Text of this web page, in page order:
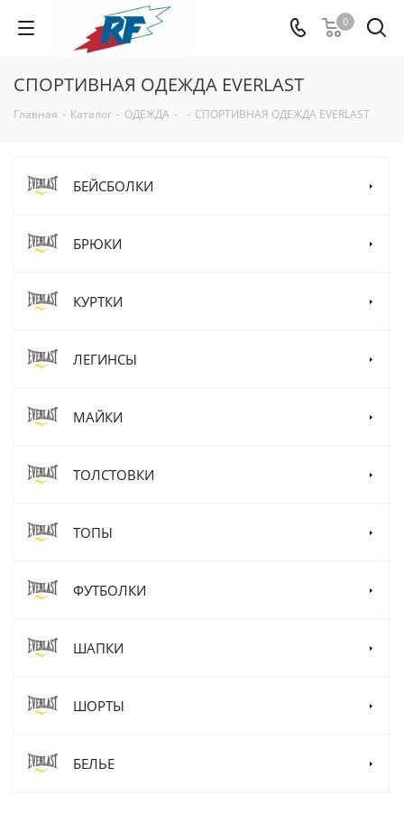
0
СПОРТИВНАЯ ОДЕЖДА EVERLAST
Главная - Каталог - ОДЕЖДА - - СПОРТИВНАЯ ОДЕЖДА EVERLAST
БЕЙСБОЛКИ
БРЮКИ
КУРТКИ
ЛЕГИНСЫ
МАЙКИ
ТОЛСТОВКИ
ТОПЫ
ФУТБОЛКИ
ШАПКИ
ШОРТЫ
БЕЛЬЕ